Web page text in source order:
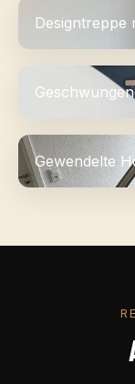
Designtreppe
Gewendelte